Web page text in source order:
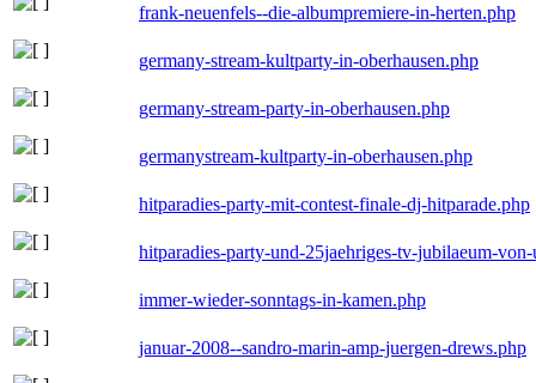
frank-neuenfels--die-albumpremiere-in-herten.php
germany-stream-kultparty-in-oberhausen.php
germany-stream-party-in-oberhausen.php
germanystream-kultparty-in-oberhausen.php
hitparadies-party-mit-contest-finale-dj-hitparade.php
hitparadies-party-und-25jaehriges-tv-jubilaeum-
immer-wieder-sonntags-in-kamen.php
januar-2008--sandro-marin-amp-juergen-drews.php